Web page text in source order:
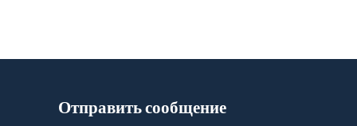
Отправить сообщение